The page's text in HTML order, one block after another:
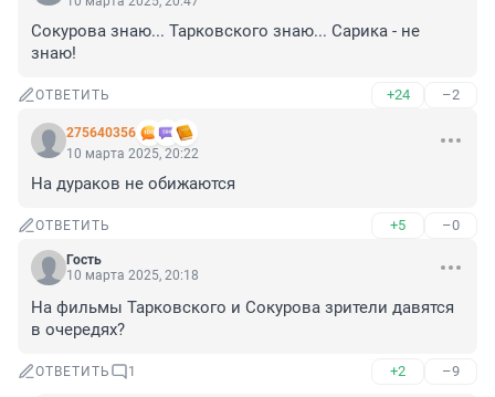
Сокурова знаю... Тарковского знаю... Сарика - не
знаю!
ОТВЕТИТЬ +24 –2
275640356
10 марта 2025, 20:22
На дураков не обижаются
ОТВЕТИТЬ +5 –0
Гость
10 марта 2025, 20:18
На фильмы Тарковского и Сокурова зрители давятся
в очередях?
ОТВЕТИТЬ 1 +2 –9